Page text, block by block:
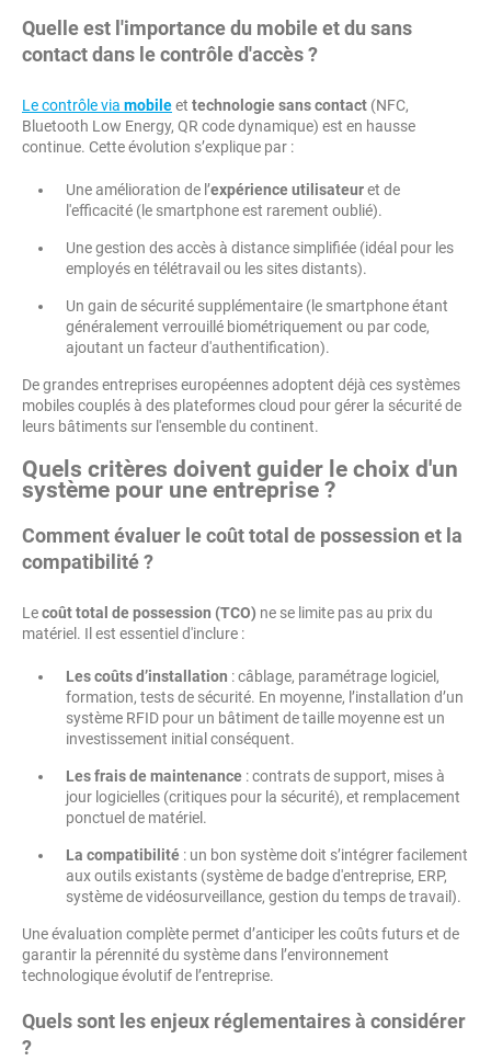
Quelle est l'importance du mobile et du sans
contact dans le contrôle d'accès ?
Le contrôle via mobileet technologie sans contact (NFC,
Bluetooth Low Energy, QR code dynamique) est en hausse
continue. Cette évolution s’explique par :
Une amélioration de l’expérience utilisateuret de
l'efficacité (le smartphone est rarement oublié).
Une gestion des accès à distance simplifiée (idéal pour les
employés en télétravail ou les sites distants).
Un gain de sécurité supplémentaire (le smartphone étant
généralement verrouillé biométriquement ou par code,
ajoutant un facteur d'authentification).
De grandes entreprises européennes adoptent déjà ces systèmes
mobiles couplés à des plateformes cloud pour gérer la sécurité de
leurs bâtiments sur l'ensemble du continent.
Quels critères doivent guider le choix d'un
système pour une entreprise ?
Comment évaluer le coût total de possession et la
compatibilité ?
Lecoût total de possession (TCO) ne se limite pas au prix du
matériel. Il est essentiel d'inclure :
Les coûts d’installation : câblage, paramétrage logiciel,
formation, tests de sécurité. En moyenne, l’installation d’un
système RFID pour un bâtiment de taille moyenne est un
investissement initial conséquent.
Les frais de maintenance : contrats de support, mises à
jour logicielles (critiques pour la sécurité), et remplacement
ponctuel de matériel.
La compatibilité : un bon système doit s’intégrer facilement
aux outils existants (système de badge d'entreprise, ERP,
système de vidéosurveillance, gestion du temps de travail).
Une évaluation complète permet d’anticiper les coûts futurs et de
garantir la pérennité du système dans l’environnement
technologique évolutif de l’entreprise.
Quels sont les enjeux réglementaires à considérer
?